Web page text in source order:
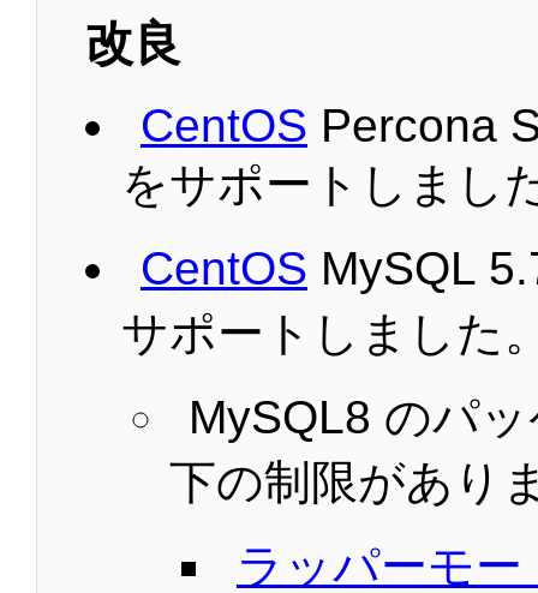
改良
CentOS Percona
をサポートしまし
CentOS MySQL
サポートしました
MySQL8 のパ
下の制限があり
ラッパーモー